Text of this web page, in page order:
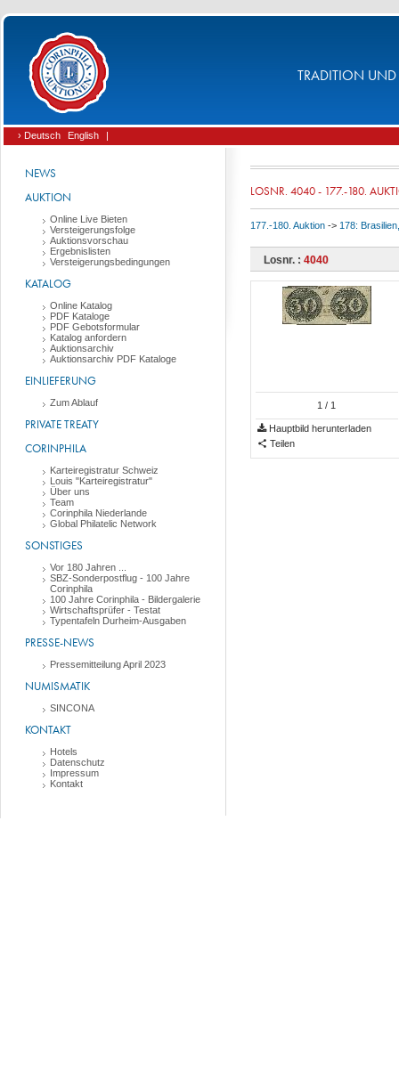
TRADITION UND
› Deutsch English |
NEWS
AUKTION
Online Live Bieten
Versteigerungsfolge
Auktionsvorschau
Ergebnislisten
Versteigerungsbedingungen
KATALOG
Online Katalog
PDF Kataloge
PDF Gebotsformular
Katalog anfordern
Auktionsarchiv
Auktionsarchiv PDF Kataloge
EINLIEFERUNG
Zum Ablauf
PRIVATE TREATY
CORINPHILA
Karteiregistratur Schweiz
Louis "Karteiregistratur"
Über uns
Team
Corinphila Niederlande
Global Philatelic Network
SONSTIGES
Vor 180 Jahren ...
SBZ-Sonderpostflug - 100 Jahre
Corinphila
100 Jahre Corinphila - Bildergalerie
Wirtschaftsprüfer - Testat
Typentafeln Durheim-Ausgaben
PRESSE-NEWS
Pressemitteilung April 2023
NUMISMATIK
SINCONA
KONTAKT
Hotels
Datenschutz
Impressum
Kontakt
LOSNR. 4040 - 177.-180.
177.-180. Auktion -> 178:
Losnr. : 4040
1 / 1
Hauptbild herunterladen
Teilen